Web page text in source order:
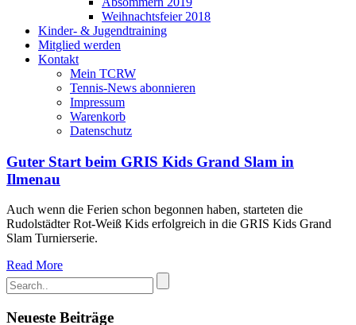
Weihnachtsfeier 2018
Kinder- & Jugendtraining
Mitglied werden
Kontakt
Mein TCRW
Tennis-News abonnieren
Impressum
Warenkorb
Datenschutz
Guter Start beim GRIS Kids Grand Slam in
Ilmenau
Auch wenn die Ferien schon begonnen haben, starteten die
Rudolstädter Rot-Weiß Kids erfolgreich in die GRIS Kids Grand
Slam Turnierserie.
Read More
Neueste Beiträge